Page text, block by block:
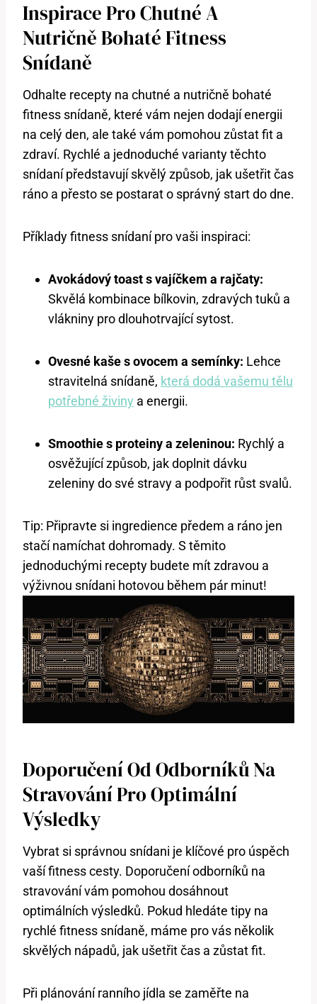
Inspirace Pro Chutné A
Nutričně Bohaté Fitness
Snídaně
Odhalte recepty na chutné a nutričně bohaté
fitness snídaně, které vám nejen dodají energii
na celý den, ale také vám pomohou zůstat fit a
zdraví. Rychlé a jednoduché varianty těchto
snídaní představují skvělý způsob, jak ušetřit čas
ráno a přesto se postarat o správný start do dne.
Příklady fitness snídaní pro vaši inspiraci:
Avokádový toast s vajíčkem a rajčaty:
Skvělá kombinace bílkovin, zdravých tuků a
vlákniny pro dlouhotrvající sytost.
Ovesné kaše s ovocem a semínky: Lehce
stravitelná snídaně, která dodá vašemu tělu
potřebné živiny a energii.
Smoothie s proteiny a zeleninou: Rychlý a
osvěžující způsob, jak doplnit dávku
zeleniny do své stravy a podpořit růst svalů.
Tip: Připravte si ingredience předem a ráno jen
stačí namíchat dohromady. S těmito
jednoduchými recepty budete mít zdravou a
výživnou snídani hotovou během pár minut!
Doporučení Od Odborníků Na
Stravování Pro Optimální
Výsledky
Vybrat si správnou snídani je klíčové pro úspěch
vaší fitness cesty. Doporučení odborníků na
stravování vám pomohou dosáhnout
optimálních výsledků. Pokud hledáte tipy na
rychlé fitness snídaně, máme pro vás několik
skvělých nápadů, jak ušetřit čas a zůstat fit.
Při plánování ranního jídla se zaměřte na